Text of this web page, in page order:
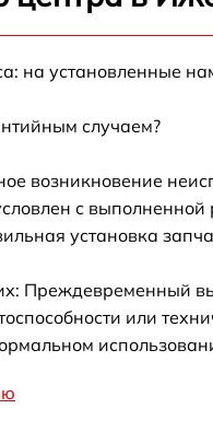
на установленные
случаем?
возникновение
с выполненной
установка
Преждевременный
или